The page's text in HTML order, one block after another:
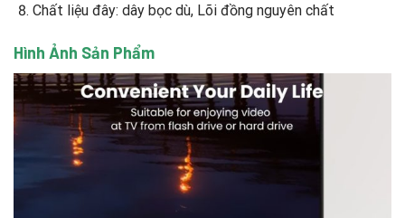
Chất liệu đây: dây bọc dù, Lõi đồng nguyên chất
Hình Ảnh Sản Phẩm